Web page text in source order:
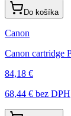
Do košíka
Canon
Canon cartridge
84,18 €
68,44 € bez DPH